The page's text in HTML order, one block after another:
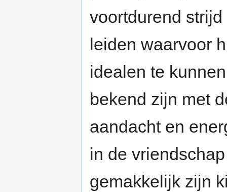
voortdurend
leiden waarvoor
idealen te
bekend zijn met
aandacht en
in de
gemakkelijk zijn